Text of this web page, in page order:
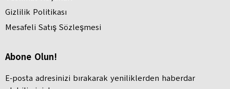
Gizlilik Politikası
Mesafeli Satış Sözleşmesi
Abone Olun!
E-posta adresinizi bırakarak yeniliklerden haberdar